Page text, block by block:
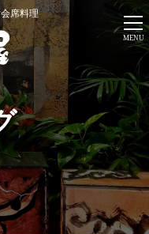
MENU
席料理